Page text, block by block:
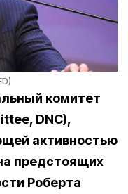
комитет
DNC),
активностью
предстоящих
Роберта